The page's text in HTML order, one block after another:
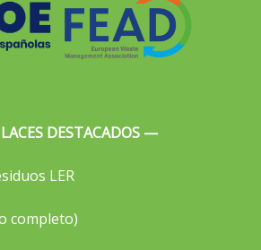
DESTACADOS —
LER
completo)